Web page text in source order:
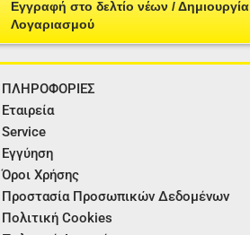
Εγγραφή στο δελτίο νέων / Δημιουργία
Λογαριασμού
ΠΛΗΡΟΦΟΡΙΕΣ
Εταιρεία
Service
Εγγύηση
Όροι Χρήσης
Προστασία Προσωπικών Δεδομένων
Πολιτική Cookies